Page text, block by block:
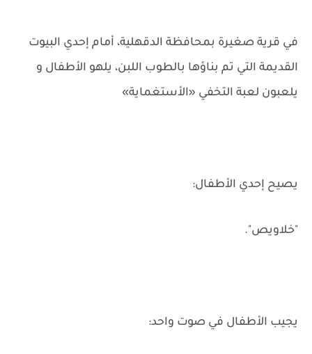
في قرية صغيرة بمحافظة الدقهلية، أمام إحدي البيوت
القديمة التي تم بناؤها بالطوب اللبن، يلهو الأطفال و
يلعبون لعبة التخفي «الأستغماية»
يصيح إحدي الأطفال:
"خلاويص".
يجيب الأطفال في صوت واحد: